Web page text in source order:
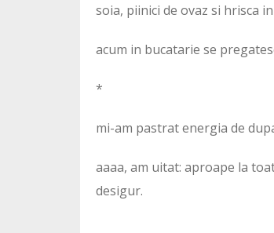
soia, piinici de ovaz si hrisca
acum in bucatarie se
*
mi-am pastrat energia de
aaaa, am uitat: aproape la
desigur.